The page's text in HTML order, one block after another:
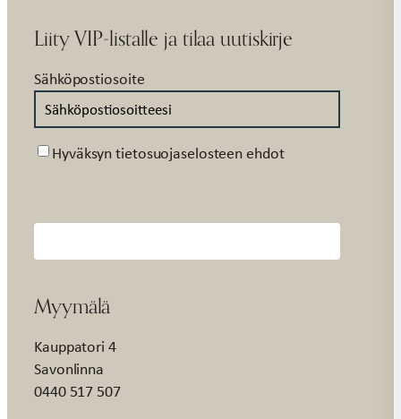
Liity VIP-listalle ja tilaa uutiskirje
Sähköpostiosoite
Suostumus
Hyväksyn tietosuojaselosteen ehdot
Myymälä
Kauppatori 4
Savonlinna
0440 517 507